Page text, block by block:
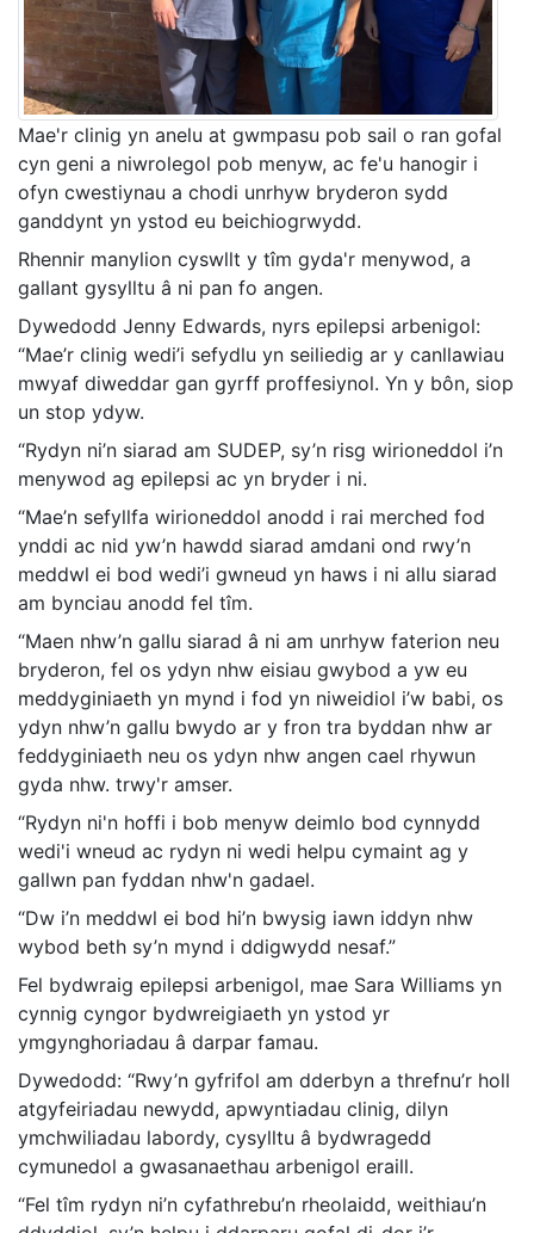
Mae'r clinig yn anelu at gwmpasu pob sail o ran gofal
cyn geni a niwrolegol pob menyw, ac fe'u hanogir i
ofyn cwestiynau a chodi unrhyw bryderon sydd
ganddynt yn ystod eu beichiogrwydd.
Rhennir manylion cyswllt y tîm gyda'r menywod, a
gallant gysylltu â ni pan fo angen.
Dywedodd Jenny Edwards, nyrs epilepsi arbenigol:
“Mae’r clinig wedi’i sefydlu yn seiliedig ar y canllawiau
mwyaf diweddar gan gyrff proffesiynol. Yn y bôn, siop
un stop ydyw.
“Rydyn ni’n siarad am SUDEP, sy’n risg wirioneddol i’n
menywod ag epilepsi ac yn bryder i ni.
“Mae’n sefyllfa wirioneddol anodd i rai merched fod
ynddi ac nid yw’n hawdd siarad amdani ond rwy’n
meddwl ei bod wedi’i gwneud yn haws i ni allu siarad
am bynciau anodd fel tîm.
“Maen nhw’n gallu siarad â ni am unrhyw faterion neu
bryderon, fel os ydyn nhw eisiau gwybod a yw eu
meddyginiaeth yn mynd i fod yn niweidiol i’w babi, os
ydyn nhw’n gallu bwydo ar y fron tra byddan nhw ar
feddyginiaeth neu os ydyn nhw angen cael rhywun
gyda nhw. trwy'r amser.
“Rydyn ni'n hoffi i bob menyw deimlo bod cynnydd
wedi'i wneud ac rydyn ni wedi helpu cymaint ag y
gallwn pan fyddan nhw'n gadael.
“Dw i’n meddwl ei bod hi’n bwysig iawn iddyn nhw
wybod beth sy’n mynd i ddigwydd nesaf.”
Fel bydwraig epilepsi arbenigol, mae Sara Williams yn
cynnig cyngor bydwreigiaeth yn ystod yr
ymgynghoriadau â darpar famau.
Dywedodd: “Rwy’n gyfrifol am dderbyn a threfnu’r holl
atgyfeiriadau newydd, apwyntiadau clinig, dilyn
ymchwiliadau labordy, cysylltu â bydwragedd
cymunedol a gwasanaethau arbenigol eraill.
“Fel tîm rydyn ni’n cyfathrebu’n rheolaidd, weithiau’n